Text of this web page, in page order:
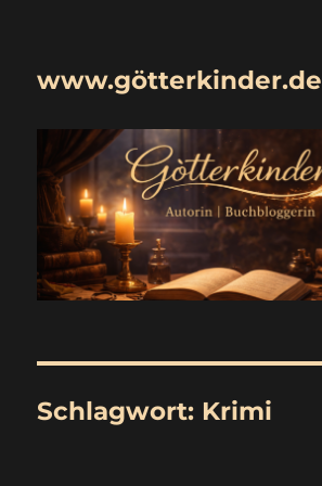
www.götterkinder.de
Schlagwort: Krimi